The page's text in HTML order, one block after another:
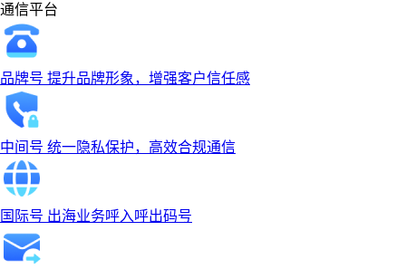
通信平台
品牌号 提升品牌形象，增强客户信任感
中间号 统一隐私保护，高效合规通信
国际号 出海业务呼入呼出码号